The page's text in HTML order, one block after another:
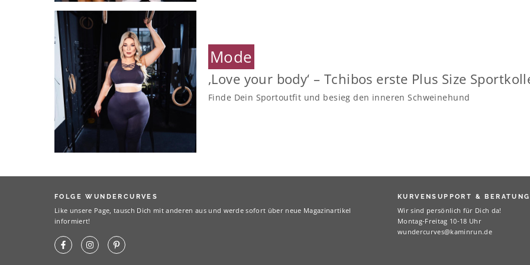
Mode
‚Love your body‘ – Tchibos erste Plus Size
Finde Dein Sportoutfit und besieg den inneren Schweinehund
FOLGE WUNDERCURVES
Like unsere Page, tausch Dich mit anderen aus und werde sofort über neue Magazinartikel
informiert!
KURVENSUPPORT & BERATUNG
Wir sind persönlich für Dich da!
Montag-Freitag 10-18 Uhr
wundercurves@kaminrun.de